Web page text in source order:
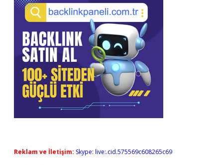
Reklam ve İletişim: Skype: live:.cid.575569c608265c69